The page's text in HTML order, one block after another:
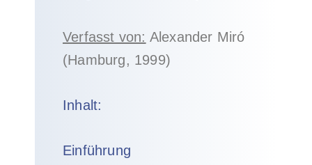
Verfasst von: Alexander Miró
(Hamburg, 1999)
Inhalt:
Einführung